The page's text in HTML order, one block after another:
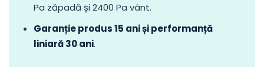
Pa zăpadă și 2400 Pa vânt.
Garanție produs 15 ani și performanță
liniară 30 ani.